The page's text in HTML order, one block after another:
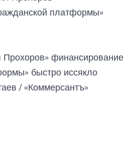
финансирование
быстро иссякло
/ «Коммерсантъ»